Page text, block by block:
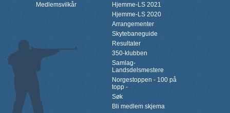
Medlemsvilkår
Hjemme-LS 2021
Hjemme-LS 2020
Arrangementer
Skytebaneguide
Resultater
350-klubben
Samlag-
Landsdelsmestere
Norgestoppen - 100 på
topp -
Søk
Bli medlem skjema